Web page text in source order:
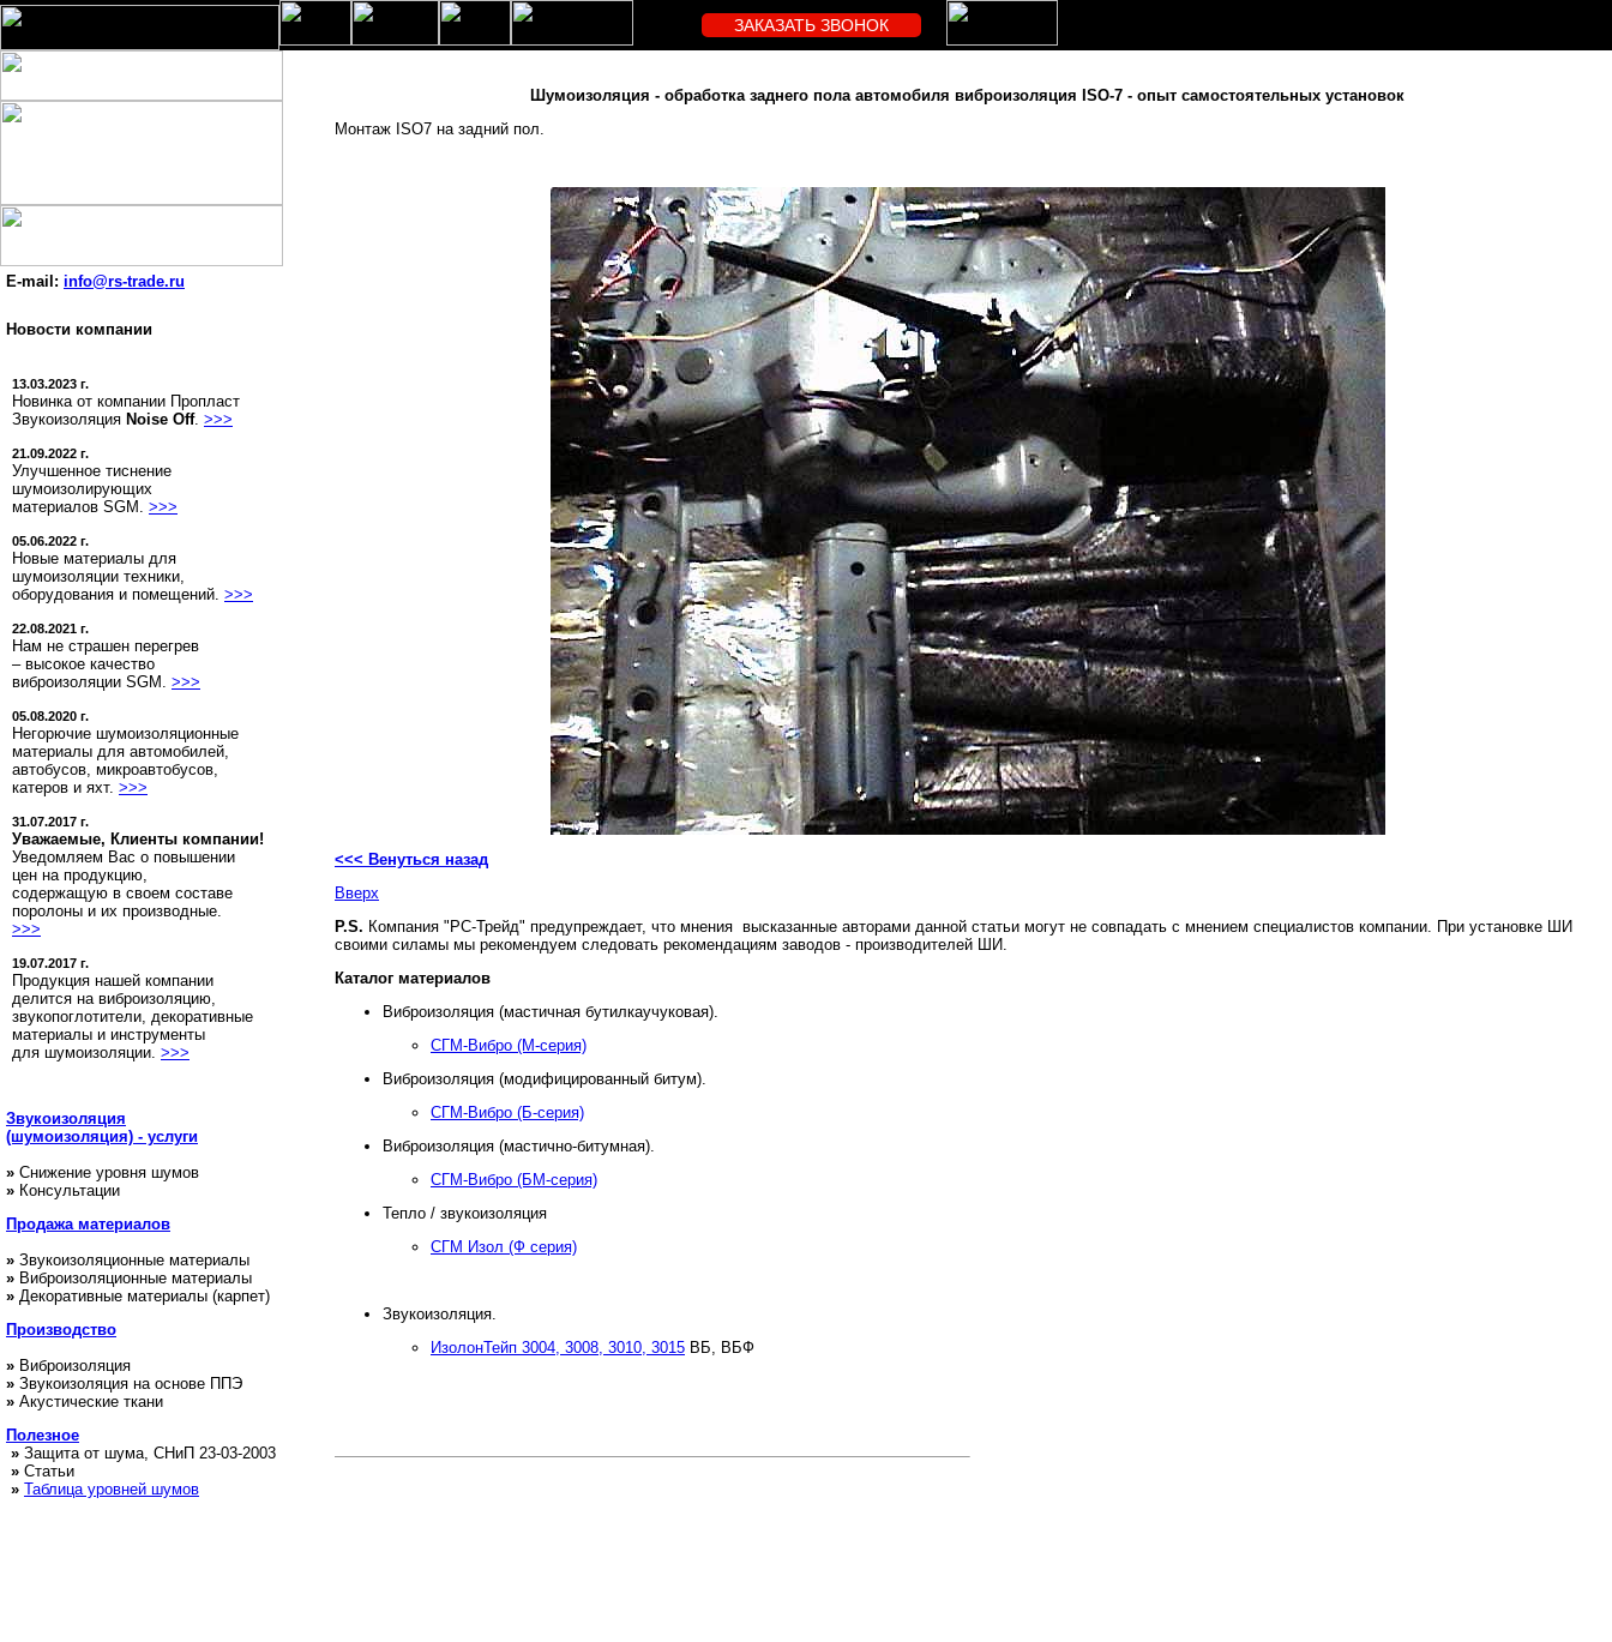
ЗАКАЗАТЬ ЗВОНОК
E-mail: info@rs-trade.ru
Новости компании
13.03.2023 г.
Новинка от компании Пропласт
Звукоизоляция Noise Off. >>>
21.09.2022 г.
Улучшенное тиснение
шумоизолирующих
материалов SGM. >>>
05.06.2022 г.
Новые материалы для
шумоизоляции техники,
оборудования и помещений. >>>
22.08.2021 г.
Нам не страшен перегрев
– высокое качество
виброизоляции SGM. >>>
05.08.2020 г.
Негорючие шумоизоляционные
материалы для автомобилей,
автобусов, микроавтобусов,
катеров и яхт. >>>
31.07.2017 г.
Уважаемые, Клиенты компании!
Уведомляем Вас о повышении
цен на продукцию,
содержащую в своем составе
поролоны и их производные.
>>>
19.07.2017 г.
Продукция нашей компании
делится на виброизоляцию,
звукопоглотители, декоративные
материалы и инструменты
для шумоизоляции. >>>
Звукоизоляция
(шумоизоляция) - услуги
» Снижение уровня шумов
» Консультации
Продажаматериалов
» Звукоизоляционные материалы
» Виброизоляционные материалы
» Декоративные материалы (карпет)
Производство
» Виброизоляция
» Звукоизоляция на основе ППЭ
» Акустические ткани
Полезное
» Защита от шума, СНиП 23-03-2003
» Статьи
» Таблица уровней шумов
Шумоизоляция - обработка заднего пола автомобиля виброизоляция ISO-7 - опыт самостоятельных установок
Монтаж ISO7 на задний пол.
<<< Венуться назад
Вверх
P.S. Компания "РС-Трейд" предупреждает, что мнения высказанные авторами данной статьи могут не совпадать с мнением специалистов компании. При установке ШИ
своими силамы мы рекомендуем следовать рекомендациям заводов - производителей ШИ.
Каталог материалов
Виброизоляция (мастичная бутилкаучуковая).
СГМ-Вибро (М-серия)
Виброизоляция (модифицированный битум).
СГМ-Вибро (Б-серия)
Виброизоляция (мастично-битумная).
СГМ-Вибро (БМ-серия)
Тепло / звукоизоляция
СГМ Изол (Ф серия)
Звукоизоляция.
ИзолонТейп 3004, 3008, 3010, 3015 ВБ, ВБФ